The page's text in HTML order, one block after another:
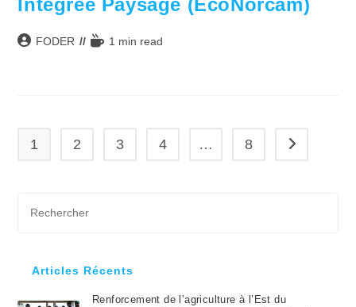
Intégrée Paysage (EcoNorcam)
Auteur/autrice
FODER
Temps1 min read
1 2 3 4 … 8 Aller à la
Articles Récents
Renforcement de l’agriculture à l’Est du